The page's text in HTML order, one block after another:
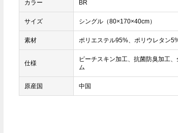
カラー BR
サイズ シングル（80×170×40cm）
素材 ポリエステル95%、ポリウレタン
仕様
ピーチスキン加工、抗菌防臭加工
ム
原産国 中国